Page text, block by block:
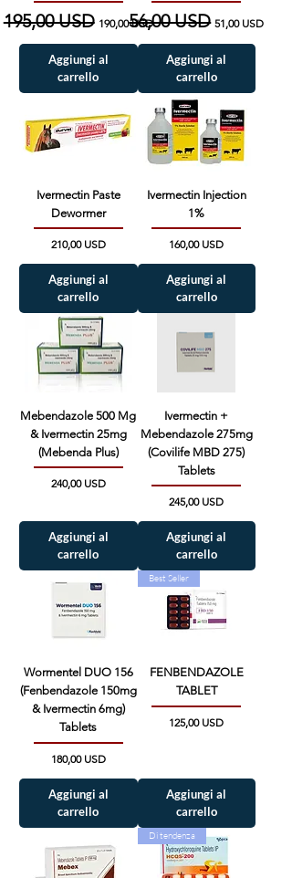
Prezzo regolare
195,00 USD Prezzo scontato
190,00 USD
Aggiungi al
carrello
Prezzo regolare
56,00 USD Prezzo scontato
51,00 USD
Aggiungi al
carrello
Ivermectin Paste
Dewormer
Prezzo
210,00 USD
Aggiungi al
carrello
Ivermectin Injection
1%
Prezzo
160,00 USD
Aggiungi al
carrello
Mebendazole 500 Mg
& Ivermectin 25mg
(Mebenda Plus)
Prezzo
240,00 USD
Aggiungi al
carrello
Ivermectin +
Mebendazole 275mg
(Covilife MBD 275)
Tablets
Prezzo
245,00 USD
Aggiungi al
carrello
Wormentel DUO 156
(Fenbendazole 150mg
& Ivermectin 6mg)
Tablets
Prezzo
180,00 USD
Aggiungi al
carrello
Best Seller
FENBENDAZOLE
TABLET
Prezzo
125,00 USD
Aggiungi al
carrello
Di tendenza